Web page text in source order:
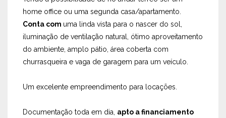
home office ou uma segunda casa/apartamento.
Conta com uma linda vista para o nascer do sol,
iluminação de ventilação natural, ótimo aproveitamento
do ambiente, amplo pátio, área coberta com
churrasqueira e vaga de garagem para um veículo.
Um excelente empreendimento para locações.
Documentação toda em dia, apto a financiamento